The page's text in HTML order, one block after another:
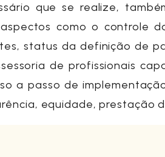
que se realize,
como o controle
status da definição de
de profissionais
a passo de
equidade, prestação